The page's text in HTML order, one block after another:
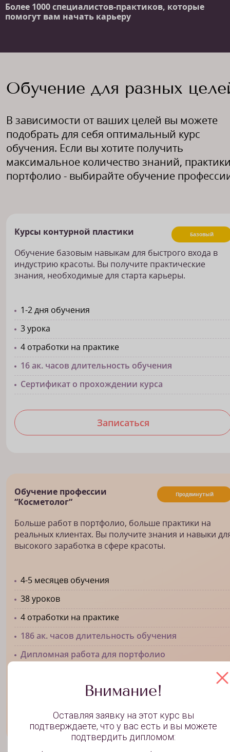
Более 1000 специалистов-практиков, которые
помогут вам начать карьеру
Обучение для разных
В зависимости от ваших целей вы можете
подобрать для себя оптимальный курс
обучения. Если вы хотите получить
максимальное количество знаний,
портфолио - выбирайте обучение
Базовый
Курсы контурной пластики
Обучение базовым навыкам для быстрого входа в
индустрию красоты. Вы получите практические
знания, необходимые для старта карьеры.
1-2 дня обучения
3 урока
4 отработки на практике
16 ак. часов длительность обучения
Сертификат о прохождении курса
Записаться
Продвинутый
Обучение профессии
“Косметолог“
Больше работ в портфолио, больше практики на
реальных клиентах. Вы получите знания и навыки
высокого заработка в сфере красоты.
4-5 месяцев обучения
38 уроков
4 отработки на практике
186 ак. часов длительность обучения
Дипломная работа для портфолио
На страницу курса
Внимание!
Оставляя заявку на этот курс вы
подтверждаете, что у вас есть и вы можете
подтвердить дипломом: